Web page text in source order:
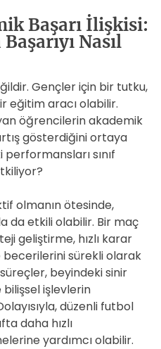
Başarı İlişkisi:
Nasıl
Gençler için bir tutku,
eğitim aracı olabilir.
öğrencilerin akademik
gösterdiğini ortaya
sınıf
olmanın ötesinde,
da etkili olabilir. Bir maç
geliştirme, hızlı karar
sürekli olarak
beyindeki sinir
bilişsel işlevlerin
düzenli futbol
daha hızlı
yardımcı olabilir.